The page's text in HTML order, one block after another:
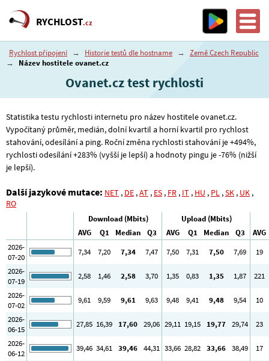
RYCHLOST.cz
Rychlost připojení → Historie testů dle hostname → Země Czech Republic
→
Název hostitele ovanet.cz
Ovanet.cz test rychlosti
Statistika testu rychlosti internetu pro název hostitele ovanet.cz.
Vypočítaný průměr, medián, dolní kvartil a horní kvartil pro rychlost
stahování, odesílání a ping. Roční změna rychlosti stahování je +494%,
rychlosti odesílání +283% (vyšší je lepší) a hodnoty pingu je -76% (nižší
je lepší).
Další jazykové mutace: NET , DE ,AT , ES , FR , IT , HU , PL ,SK , UK ,
RO
Download (Mbits)
Upload (Mbits)
AVG
Q1 Median Q3 AVG Q1 Median Q3
AVG
2026-
07-20
7,34 7,20 7,34 7,47 7,50 7,31 7,50 7,69
19
2026-
07-19
2,58 1,46 2,58 3,70 1,35 0,83 1,35 1,87
221
2026-
07-02
9,61 9,59 9,61 9,63 9,48 9,41 9,48 9,54
10
2026-
06-15
27,85 16,39 17,60 29,06 29,11 19,15 19,77 29,74
23
2026-
06-12
39,46 34,61 39,46 44,31 33,66 28,82 33,66 38,49
17